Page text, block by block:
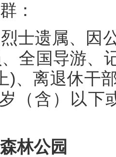
：
士遗属、因
全国导游、
)、离退休干
岁（含）以
林公园